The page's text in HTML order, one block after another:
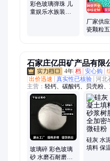
彩色玻璃弹珠 儿
童娱乐水族装饰
厂家供
瓷颗粒五
石家庄亿田矿产品有限
4年 档 安心购
出价迅速
真实性已核验 河北
主营： 轻钙、碳酸钙、贝壳粉
粉、硅藻土、玻璃粉、火山岩
珍珠岩粉、滑石粉、煤矸石粉
维、蛭石粉、白色鹅卵石、麦
玻璃碎 彩色玻璃
砂 水磨石耐磨地
硅灰 水
填料 保